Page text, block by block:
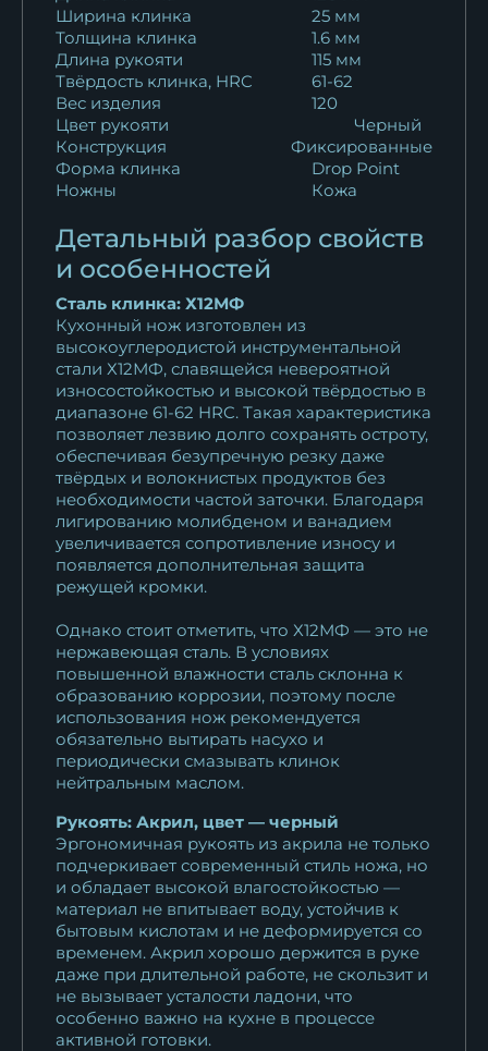
Кухонный нож Шеф № 2
сталь Х12МФ...
Кухонный нож Шеф № 2
сталь 95Х18...
Кухонный нож Шеф № 2
сталь 95Х18...
10 527₽
Кухонный нож Шеф № 2
сталь 95Х18...
10 527₽
Кухонный нож Шеф № 2
сталь 95Х18...
10 527₽
Кухонный нож Шеф № 2
сталь 95Х18...
Кухонный нож Шеф № 2
сталь Х12МФ...
12 397₽
Ширина клинка
25 мм
Толщина клинка
1.6 мм
Длина рукояти
115 мм
Твёрдость клинка, HRC
61-62
Вес изделия
120
Цвет рукояти
Черный
Конструкция
Фиксированные
Форма клинка
Drop Point
Ножны
Кожа
Детальный разбор свойств
и особенностей
Сталь клинка: Х12МФ
Кухонный нож изготовлен из
высокоуглеродистой инструментальной
стали Х12МФ, славящейся невероятной
износостойкостью и высокой твёрдостью в
диапазоне 61-62 HRC. Такая характеристика
позволяет лезвию долго сохранять остроту,
обеспечивая безупречную резку даже
твёрдых и волокнистых продуктов без
необходимости частой заточки. Благодаря
лигированию молибденом и ванадием
увеличивается сопротивление износу и
появляется дополнительная защита
режущей кромки.
Однако стоит отметить, что Х12МФ — это не
нержавеющая сталь. В условиях
повышенной влажности сталь склонна к
образованию коррозии, поэтому после
использования нож рекомендуется
обязательно вытирать насухо и
периодически смазывать клинок
нейтральным маслом.
Рукоять: Акрил, цвет — черный
Эргономичная рукоять из акрила не только
подчеркивает современный стиль ножа, но
и обладает высокой влагостойкостью —
материал не впитывает воду, устойчив к
бытовым кислотам и не деформируется со
временем. Акрил хорошо держится в руке
даже при длительной работе, не скользит и
не вызывает усталости ладони, что
особенно важно на кухне в процессе
активной готовки.